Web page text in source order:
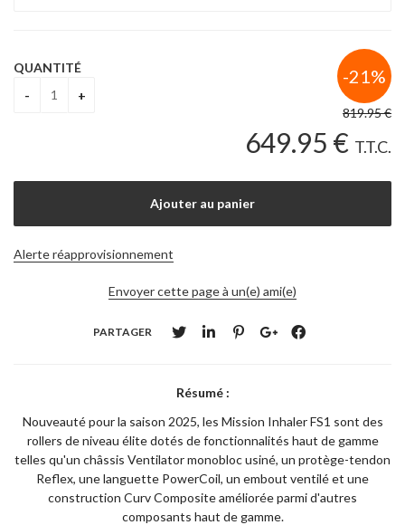
819.95€
649.95 € T.T.C.
QUANTITÉ
Alerte réapprovisionnement
Envoyer cette page à un(e) ami(e)
PARTAGER
Résumé :
Nouveauté pour la saison 2025, les Mission Inhaler FS1 sont des
rollers de niveau élite dotés de fonctionnalités haut de gamme
telles qu'un châssis Ventilator monobloc usiné, un protège-tendon
Reflex, une languette PowerCoil, un embout ventilé et une
construction Curv Composite améliorée parmi d'autres
composants haut de gamme.